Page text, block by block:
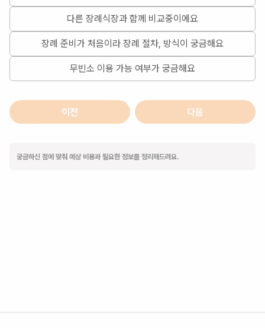
다른 장례식장과 함께 비교중이에요
장례 준비가 처음이라 장례 절차, 방식이 궁금해요
무빈소 이용 가능 여부가 궁금해요
이전 다음
궁금하신 점에 맞춰 예상 비용과 필요한 정보를 정리해드려요.